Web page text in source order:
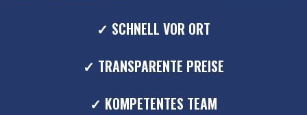
✓ SCHNELL VOR ORT
✓ TRANSPARENTE PREISE
✓ KOMPETENTES TEAM